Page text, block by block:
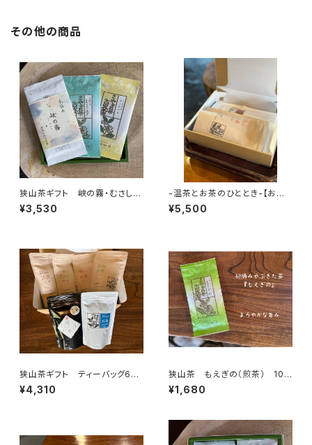
その他の商品
狭山茶ギフト 峡の霧・むさし
の・ふくみどり３種セット 【古谷
園】
¥3,530
-温茶とお茶のひととき-【お腹
用紅茶カイロと紅茶ティーバッ
グ】
¥5,500
狭山茶ギフト ティーバッグ6種
セット 【古谷園】
¥4,310
狭山茶 もえぎの（煎茶） 100
ｇ 【古谷園】
¥1,680